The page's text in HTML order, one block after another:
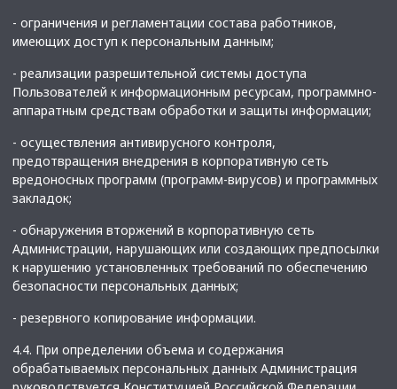
- ограничения и регламентации состава работников,
имеющих доступ к персональным данным;
- реализации разрешительной системы доступа
Пользователей к информационным ресурсам, программно-
аппаратным средствам обработки и защиты информации;
- осуществления антивирусного контроля,
предотвращения внедрения в корпоративную сеть
вредоносных программ (программ-вирусов) и программных
закладок;
- обнаружения вторжений в корпоративную сеть
Администрации, нарушающих или создающих предпосылки
к нарушению установленных требований по обеспечению
безопасности персональных данных;
- резервного копирование информации.
4.4. При определении объема и содержания
обрабатываемых персональных данных Администрация